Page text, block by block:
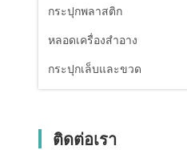
กระปุกพลาสติก
หลอดเครื่องสำอาง
กระปุกเล็บและขวด
ติดต่อเรา